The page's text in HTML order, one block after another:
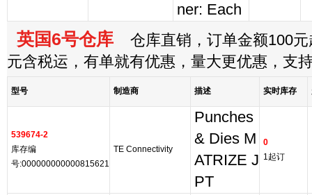
ner: Each
英国6号仓库 仓库直销，订单金额100元
元含税运，有单就有优惠，量大更优惠，支
型号 制造商 描述 实时库存
539674-2
库存编
号:000000000000815621
TE Connectivity
Punches
& Dies M
ATRIZE J
PT
0
1起订